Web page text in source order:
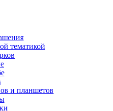
тематикой
и планшетов